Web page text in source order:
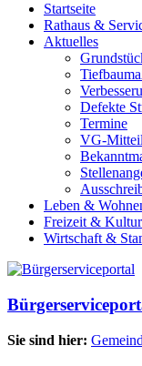
Startseite
Rathaus &
Aktuelles
Defekte
Termine
VG-
Leben &
Freizeit & Kultur
Wirtschaft &
Sie sind hier: